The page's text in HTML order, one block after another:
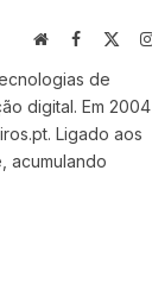
WebsiteFacebook
de
digital. Em 2004
Ligado aos
acumulando